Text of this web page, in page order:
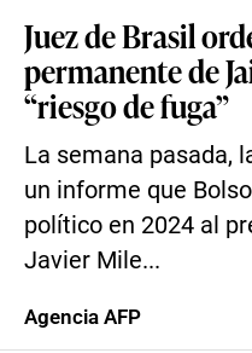
Juez de Brasil
permanente de
“riesgo de fuga”
La semana pasada,
un informe que
político en 2024 al
Javier Mile...
Agencia AFP